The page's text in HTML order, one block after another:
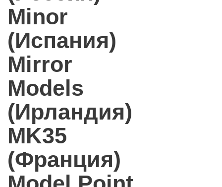
Minor
(Испания)
Mirror
Models
(Ирландия)
MK35
(Франция)